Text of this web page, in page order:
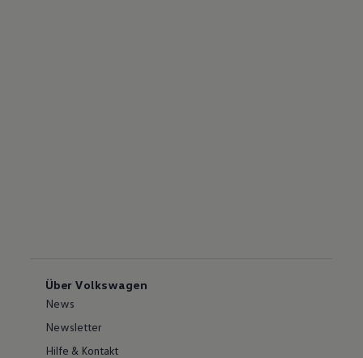
Über Volkswagen
News
Newsletter
Hilfe & Kontakt